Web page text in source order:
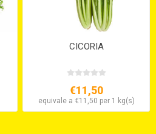
CICORIA
€11,50
equivale a €11,50 per 1 kg(s)